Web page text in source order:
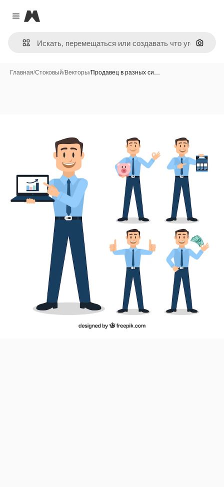
Close menu
Magnific
Поиск
Главная/Стоковый/Векторы/Продавец в разных си…